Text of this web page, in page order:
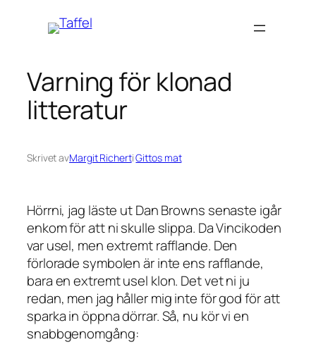
Varning för klonad
litteratur
Skrivet avMargit RichertiGittos mat
Hörrni, jag läste ut Dan Browns senaste igår
enkom för att ni skulle slippa. Da Vincikoden
var usel, men extremt rafflande. Den
förlorade symbolen är inte ens rafflande,
bara en extremt usel klon. Det vet ni ju
redan, men jag håller mig inte för god för att
sparka in öppna dörrar. Så, nu kör vi en
snabbgenomgång: